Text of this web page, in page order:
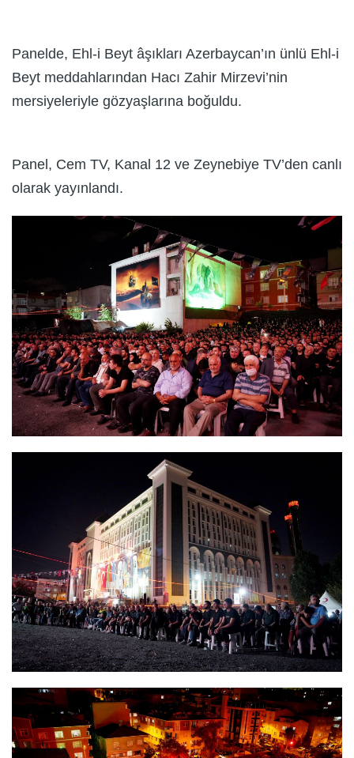
Panelde, Ehl-i Beyt âşıkları Azerbaycan’ın ünlü Ehl-i
Beyt meddahlarından Hacı Zahir Mirzevi’nin
mersiyeleriyle gözyaşlarına boğuldu.
Panel, Cem TV, Kanal 12 ve Zeynebiye TV’den canlı
olarak yayınlandı.